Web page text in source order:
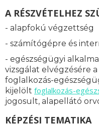
A RÉSZVÉTELHEZ
- alapfokú végzettség
- számítógépre és
- egészségügyi
vizsgálat elvégzésére
foglalkozás-
kijelölt foglalkozás-
jogosult, alapellátó
KÉPZÉSI TEMATIKA